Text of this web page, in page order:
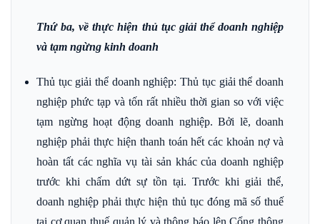
Thứ ba, về thực hiện thủ tục giải thể doanh nghiệp
và tạm ngừng kinh doanh
Thủ tục giải thể doanh nghiệp: Thủ tục giải thể doanh
nghiệp phức tạp và tốn rất nhiều thời gian so với việc
tạm ngừng hoạt động doanh nghiệp. Bởi lẽ, doanh
nghiệp phải thực hiện thanh toán hết các khoản nợ và
hoàn tất các nghĩa vụ tài sản khác của doanh nghiệp
trước khi chấm dứt sự tồn tại. Trước khi giải thể,
doanh nghiệp phải thực hiện thủ tục đóng mã số thuế
tại cơ quan thuế quản lý và thông báo lên Cổng thông